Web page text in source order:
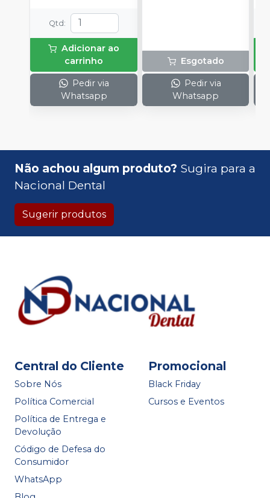
acompanha 1
Lubrificante Pana
Spray
Qtd :
Adicionar ao
carrinho
Pedir via
Whatsapp
Esgotado
Pedir via
Whatsapp
Não achou algum produto? Sugira para a
Nacional Dental
Sugerir produtos
Central do Cliente
Sobre Nós
Política Comercial
Política de Entrega e
Devolução
Código de Defesa do
Consumidor
WhatsApp
Promocional
Black Friday
Cursos e Eventos